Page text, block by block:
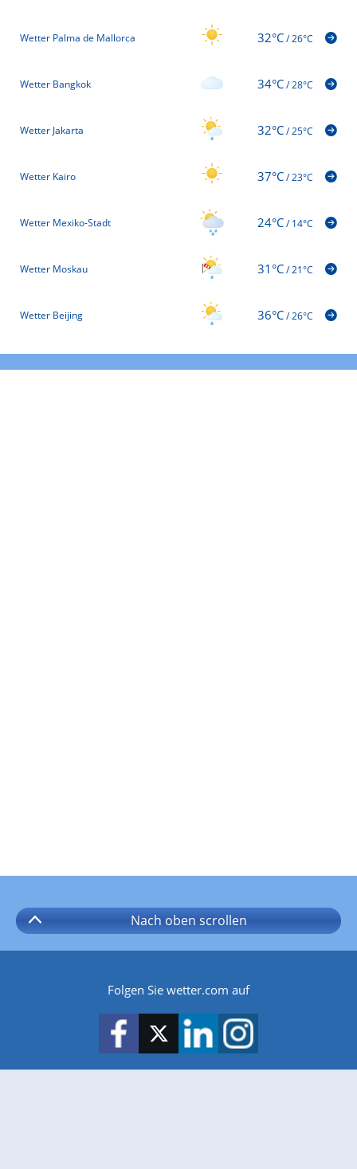
Wetter Palma de Mallorca 32°C/26°C
Wetter Bangkok 34°C/28°C
Wetter Jakarta 32°C/25°C
Wetter Kairo 37°C/23°C
Wetter Mexiko-Stadt 24°C/14°C
Wetter Moskau 31°C/21°C
Wetter Beijing 36°C/26°C
Nach oben scrollen
Folgen Sie wetter.com auf